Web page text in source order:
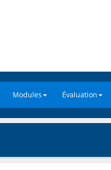
Modules Évaluation